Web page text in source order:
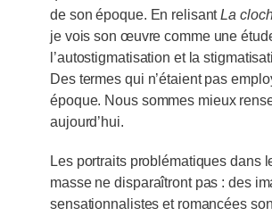
de son époque. En relisantLa
je vois son œuvre comme une
l’autostigmatisation et la
Des termes qui n’étaient pas
époque. Nous sommes mieux
aujourd’hui.
Les portraits problématiques dans
masse ne disparaîtront pas : des
sensationnalistes et romancées